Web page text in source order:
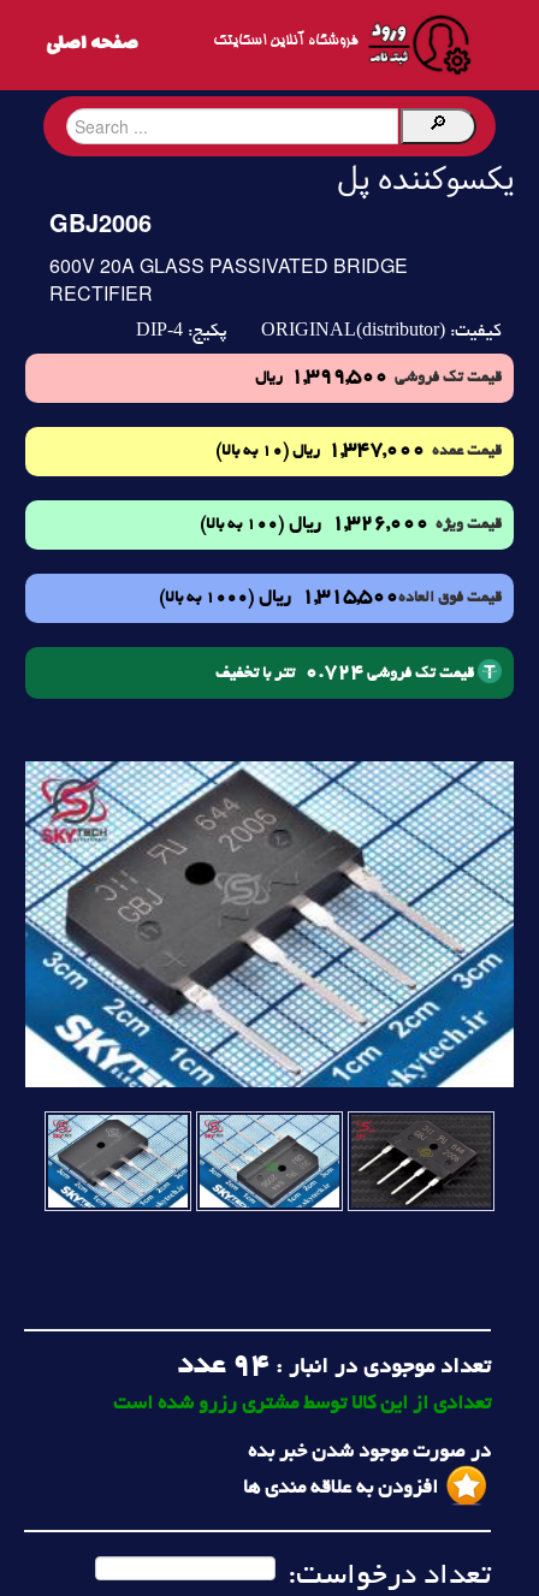
فروشگاه آنلاین اسکایتک
یکسوکننده پل
GBJ2006
600V 20A GLASS PASSIVATED BRIDGE
RECTIFIER
کیفیت: ORIGINAL(distributor) پکیج: DIP-4
قیمت تک فروشی 1,399,500 ریال
قیمت عمده 1,347,000 ریال (10 به بالا)
قیمت ویژه 1,326,000 ریال (100 به بالا)
قیمت فوق العاده1,315,500 ریال (1000 به بالا)
قیمت تک فروشی 0.724 تتر با تخفیف
تعداد موجودی در انبار :94 عدد
تعدادی از این کالا توسط مشتری رزرو شده است
در صورت موجود شدن خبر بده
افزودن به علاقه مندی ها
تعداد درخواست: